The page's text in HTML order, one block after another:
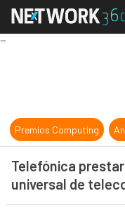
Premios Computing
Telefónica
universal de